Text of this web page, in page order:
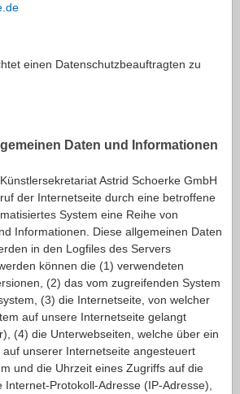
einen Datenschutzbeauftragten zu
Daten und Informationen
Astrid Schoerke GmbH
der Internetseite durch eine betroffene
System eine Reihe von
Informationen. Diese allgemeinen Daten
in den Logfiles des Servers
können die (1) verwendeten
(2) das vom zugreifenden System
(3) die Internetseite, von welcher
auf unsere Internetseite gelangt
(4) die Unterwebseiten, welche über ein
unserer Internetseite angesteuert
und die Uhrzeit eines Zugriffs auf die
Protokoll-Adresse (IP-Adresse),